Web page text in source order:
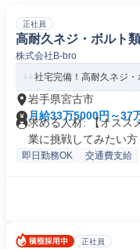
正社員
高耐久ネジ・ボルト
株式会社B-bro
社宅完備！高耐久ネジ
岩手県宮古市
月給33万5000円～37
求める人材: 【オスス
業に挑戦してみたい方
即日勤務OK 交通費支給
正社員